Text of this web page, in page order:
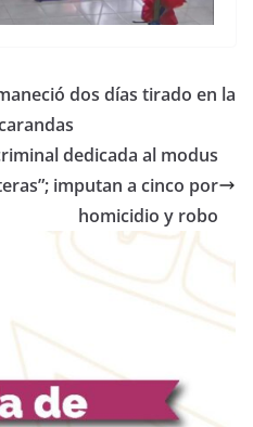
dos días tirado en la
dedicada al modus
imputan a cinco por
homicidio y robo